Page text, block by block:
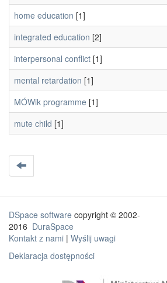
home education [1]
integrated education [2]
interpersonal conflict [1]
mental retardation [1]
MÓWik programme [1]
mute child [1]
DSpace software copyright © 2002-
2016 DuraSpace
Kontakt z nami | Wyślij uwagi
Deklaracja dostępności